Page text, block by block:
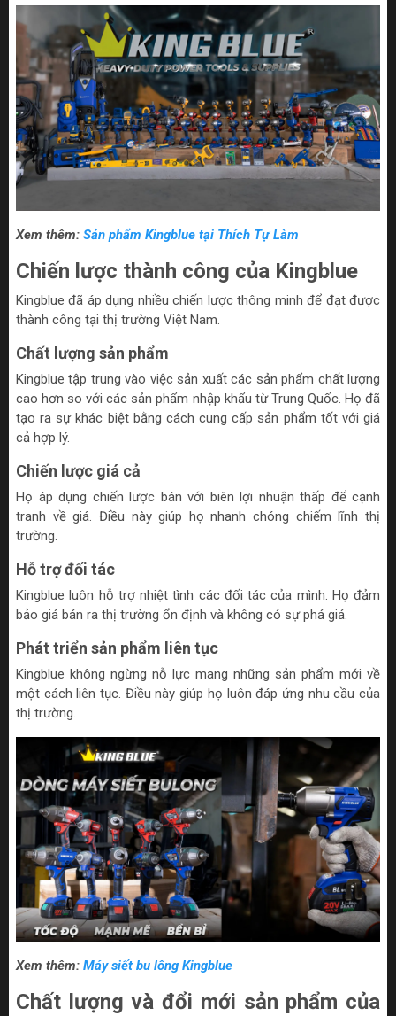
Xem thêm: Sản phẩm Kingblue tại Thích Tự Làm
Chiến lược thành công của Kingblue
Kingblue đã áp dụng nhiều chiến lược thông minh để đạt được
thành công tại thị trường Việt Nam.
Chất lượng sản phẩm
Kingblue tập trung vào việc sản xuất các sản phẩm chất lượng
cao hơn so với các sản phẩm nhập khẩu từ Trung Quốc. Họ đã
tạo ra sự khác biệt bằng cách cung cấp sản phẩm tốt với giá
cả hợp lý.
Chiến lược giá cả
Họ áp dụng chiến lược bán với biên lợi nhuận thấp để cạnh
tranh về giá. Điều này giúp họ nhanh chóng chiếm lĩnh thị
trường.
Hỗ trợ đối tác
Kingblue luôn hỗ trợ nhiệt tình các đối tác của mình. Họ đảm
bảo giá bán ra thị trường ổn định và không có sự phá giá.
Phát triển sản phẩm liên tục
Kingblue không ngừng nỗ lực mang những sản phẩm mới về
một cách liên tục. Điều này giúp họ luôn đáp ứng nhu cầu của
thị trường.
Xem thêm: Máy siết bu lông Kingblue
Chất lượng và đổi mới sản phẩm của